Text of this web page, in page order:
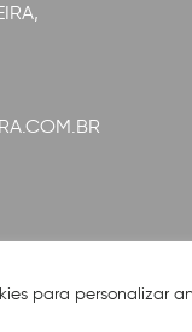
para personalizar